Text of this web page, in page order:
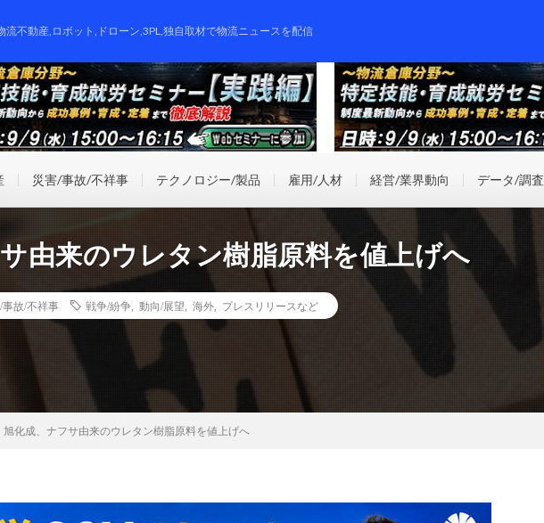
流不動産,ロボット,ドローン,3PL,独自取材で物流ニュースを配信
災害/事故/不祥事 テクノロジー/製品 雇用/人材 経営/業界動向 データ/調査
由来のウレタン樹脂原料を値上げへ
事故/不祥事 戦争/紛争 動向/展望 海外 プレスリリースなど
旭化成、ナフサ由来のウレタン樹脂原料を値上げへ